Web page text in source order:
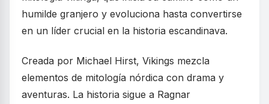
humilde granjero y evoluciona hasta convertirse
en un líder crucial en la historia escandinava.
Creada por Michael Hirst, Vikings mezcla
elementos de mitología nórdica con drama y
aventuras. La historia sigue a Ragnar